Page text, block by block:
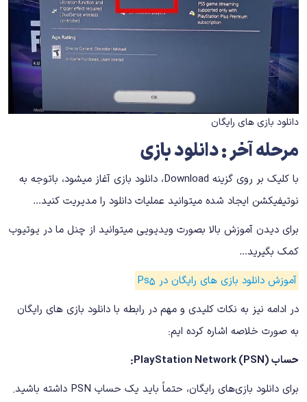
دانلود بازی های رایگان
مرحله آخر : دانلود بازی
با کلیک بر روی گزینه Download، دانلود بازی آغاز میشود، باتوجه به
نوتیفیکشن ایجاد شده میتوانید عملیات دانلود را مدیریت کنید…
برای دیدن آموزش بالا بصورت ویدیویی میتوانید از چنل ما در یوتیوب
کمک بگیرید…
آموزش دانلود بازی های رایگان در Ps5
در ادامه نیز به نکات کلیدی و مهم در رابطه با دانلود بازی های رایگان
به صورت خلاصه اشاره کرده ایم:
حساب PlayStation Network (PSN):
برای دانلود بازی‌های رایگان، حتماً باید یک حساب PSN داشته باشید.